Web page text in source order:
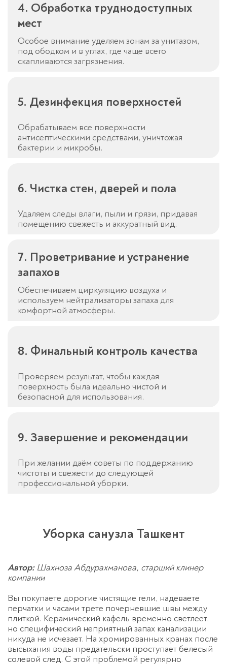
4. Обработка труднодоступных
мест
Особое внимание уделяем зонам за унитазом,
под ободком и в углах, где чаще всего
скапливаются загрязнения.
5. Дезинфекция поверхностей
Обрабатываем все поверхности
антисептическими средствами, уничтожая
бактерии и микробы.
6. Чистка стен, дверей и пола
Удаляем следы влаги, пыли и грязи, придавая
помещению свежесть и аккуратный вид.
7. Проветривание и устранение
запахов
Обеспечиваем циркуляцию воздуха и
используем нейтрализаторы запаха для
комфортной атмосферы.
8. Финальный контроль качества
Проверяем результат, чтобы каждая
поверхность была идеально чистой и
безопасной для использования.
9. Завершение и рекомендации
При желании даём советы по поддержанию
чистоты и свежести до следующей
профессиональной уборки.
Уборка санузла Ташкент
Автор:Шахноза Абдурахманова, старший клинер
компании
Вы покупаете дорогие чистящие гели, надеваете
перчатки и часами трете почерневшие швы между
плиткой. Керамический кафель временно светлеет,
но специфический неприятный запах канализации
никуда не исчезает. На хромированных кранах после
высыхания воды предательски проступает белесый
солевой след. С этой проблемой регулярно